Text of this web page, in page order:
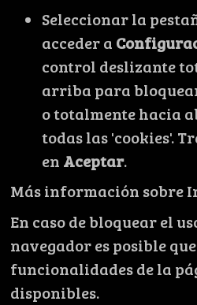
Seleccionar la
acceder a
control deslizante
arriba para
o totalmente hacia
todas las 'cookies'.
en Aceptar.
Más información sobre
En caso de bloquear el
navegador es posible
funcionalidades de la
disponibles.